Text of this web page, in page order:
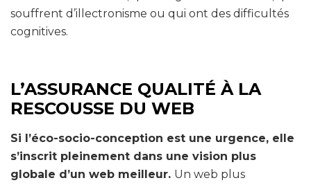
souffrent d’illectronisme ou qui ont des difficultés
cognitives.
L’ASSURANCE QUALITÉ À LA
RESCOUSSE DU WEB
Si l’éco-socio-conception est une urgence, elle
s’inscrit pleinement dans une vision plus
globale d’un web meilleur. Un web plus